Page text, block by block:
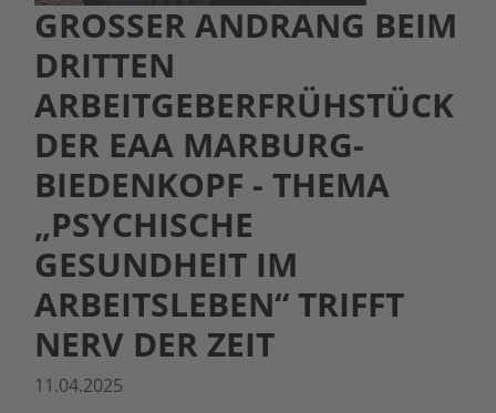
GROSSER ANDRANG BEIM D
RITTEN A
RBEITGEBERFRÜHSTÜCK D
ER EAA MARBURG-B
IEDENKOPF - THEMA „
PSYCHISCHE G
ESUNDHEIT IM A
RBEITSLEBEN“ TRIFFT N
ERV DER ZEIT
11.04.2025